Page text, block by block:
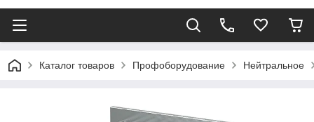
Каталог товаров Профоборудование Нейтральное